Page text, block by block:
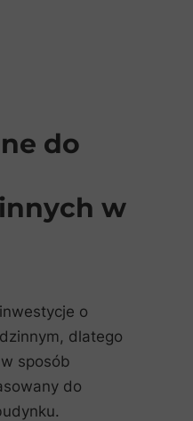
do
w
o
dlatego
sposób
do